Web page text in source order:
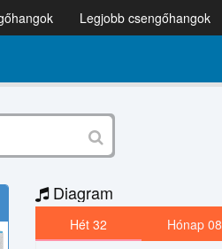
Legjobb csengőhangok
Diagram
Hét 32 Hónap 08